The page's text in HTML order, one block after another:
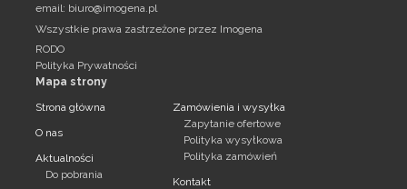
email: biuro@imogena.pl
Wszystkie prawa zastrzeżone przez Imogena
RODO
Polityka Prywatności
Mapa strony
Strona główna
O nas
Aktualności
Do pobrania
Zamówienia i wysyłka
Zapytanie ofertowe
Polityka wysyłkowa
Polityka zamówień
Kontakt